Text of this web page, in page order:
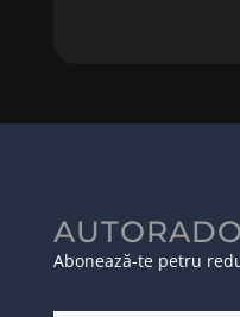
Abonează-te petru